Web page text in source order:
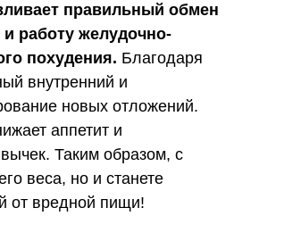
правильный обмен
работу желудочно-
похудения. Благодаря
внутренний и
новых отложений.
аппетит и
Таким образом, с
веса, но и станете
от вредной пищи!